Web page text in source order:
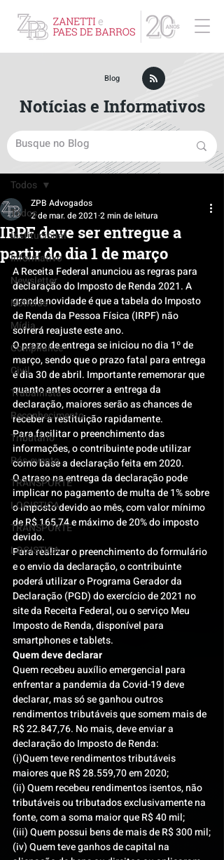
Post
Todos
Institucional
Informativo
Newsletter
Notícias
Mídia
Compliance
Civil
Trabalhista
Reconhecimento
Tributário
Pós-evento
TRANSPORTE
LOGISTICA
TRANSPORTE
LOGISTICA
Todos
IRPF deve ser entregue a
partir do dia 1 de março
ZPB Advogados
2 de mar. de 2021 2 min de leitura
A Receita Federal anunciou as regras para
declaração do Imposto de Renda 2021. A
grande novidade é que a tabela do Imposto
de Renda da Pessoa Física (IRPF) não
sofrerá reajuste este ano.
O prazo de entrega se iniciou no dia 1º de
março, sendo que o prazo fatal para entrega
é dia 30 de abril. Importante rememorar que
quanto antes ocorrer a entrega da
declaração, maiores serão as chances de
receber a restituição rapidamente.
Para facilitar o preenchimento das
informações, o contribuinte pode utilizar
como base a declaração feita em 2020.
O atraso na entrega da declaração pode
implicar no pagamento de multa de 1% sobre
o imposto devido ao mês, com valor mínimo
de R$ 165,74 e máximo de 20% do imposto
devido.
Para realizar o preenchimento do formulário
e o envio da declaração, o contribuinte
poderá utilizar o Programa Gerador da
Declaração (PGD) do exercício de 2021 no
site da Receita Federal, ou o serviço Meu
Imposto de Renda, disponível para
smartphones e tablets.
Quem deve declarar
Quem recebeu auxílio emergencial para
enfrentar a pandemia da Covid-19 deve
declarar, mas só se ganhou outros
rendimentos tributáveis que somem mais de
R$ 22.847,76. No mais, deve enviar a
declaração do Imposto de Renda:
(i)Quem teve rendimentos tributáveis
maiores que R$ 28.559,70 em 2020;
(ii) Quem recebeu rendimentos isentos, não
tributáveis ou tributados exclusivamente na
fonte, com a soma maior que R$ 40 mil;
(iii) Quem possui bens de mais de R$ 300 mil;
(iv) Quem teve ganhos de capital na
Blog
Notícias e Informativos